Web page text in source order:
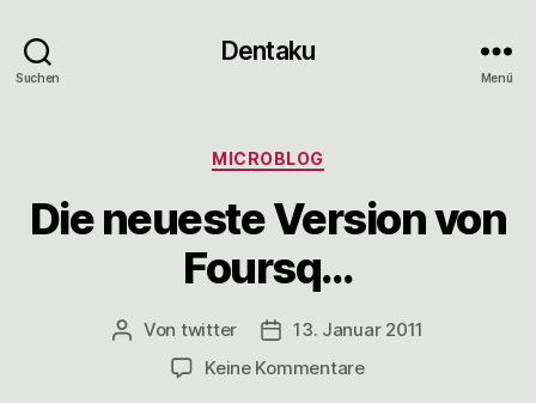
Suchen
Dentaku
Menü
Kategorien
MICROBLOG
Die neueste Version von
Foursq…
Beitragsautor
Von twitter Veröffentlichungsdatum
13. Januar 2011
Keine Kommentarezu